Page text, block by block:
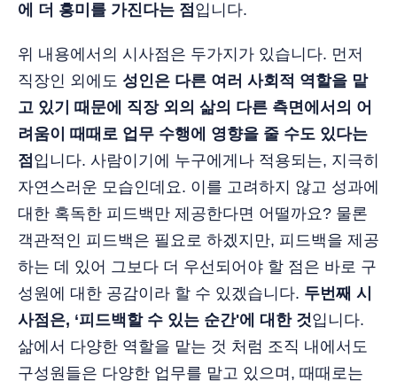
에 더 흥미를 가진다는 점 입니다.
위 내용에서의 시사점은 두가지가 있습니다. 먼저
직장인 외에도 성인은 다른 여러 사회적 역할을 맡
고 있기 때문에 직장 외의 삶의 다른 측면에서의 어
려움이 때때로 업무 수행에 영향을 줄 수도 있다는
점 입니다. 사람이기에 누구에게나 적용되는, 지극히
자연스러운 모습인데요. 이를 고려하지 않고 성과에
대한 혹독한 피드백만 제공한다면 어떨까요? 물론
객관적인 피드백은 필요로 하겠지만, 피드백을 제공
하는 데 있어 그보다 더 우선되어야 할 점은 바로 구
성원에 대한 공감이라 할 수 있겠습니다. 두번째 시
사점은, ‘피드백할 수 있는 순간'에 대한 것입니다.
삶에서 다양한 역할을 맡는 것 처럼 조직 내에서도
구성원들은 다양한 업무를 맡고 있으며, 때때로는